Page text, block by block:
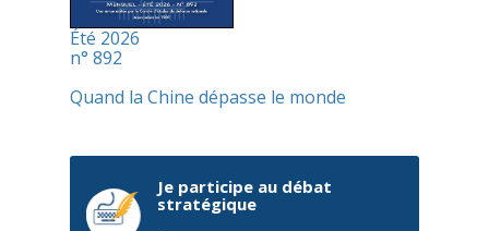
Été 2026
n° 892
Quand la Chine dépasse le monde
Je participe au débat
stratégique